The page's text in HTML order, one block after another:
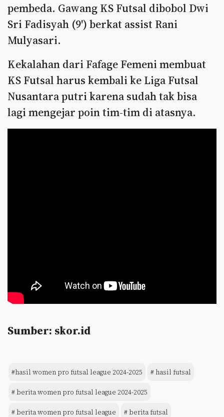
pembeda. Gawang KS Futsal dibobol Dwi
Sri Fadisyah (9') berkat assist Rani
Mulyasari.
Kekalahan dari Fafage Femeni membuat
KS Futsal harus kembali ke Liga Futsal
Nusantara putri karena sudah tak bisa
lagi mengejar poin tim-tim di atasnya.
Sumber: skor.id
#hasil women pro futsal league 2024-2025 # hasil futsal
# berita women pro futsal league 2024-2025
# berita women pro futsal league # berita futsal